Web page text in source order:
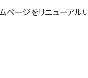
ページをリニューアル